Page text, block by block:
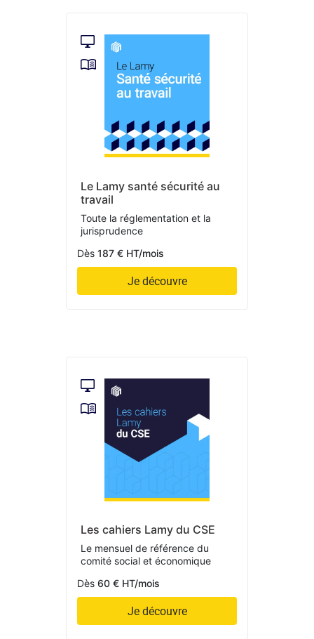
Le Lamy santé sécurité au
travail
Toute la réglementation et la
jurisprudence
Dès 187 € HT/mois
Je découvre
Les cahiers Lamy du CSE
Le mensuel de référence du
comité social et économique
Dès 60 € HT/mois
Je découvre